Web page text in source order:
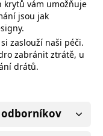
krytů vám umožňuje
jsou jak
zaslouží naši péči.
zabránit ztrátě, u
drátů.
odborníkov